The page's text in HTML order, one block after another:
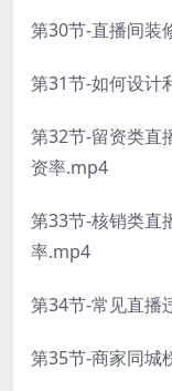
第30节-直播间装
第31节-如何设计
第32节-留资类直
资率.mp4
第33节-核销类直
率.mp4
第34节-常见直播
第35节-商家同城